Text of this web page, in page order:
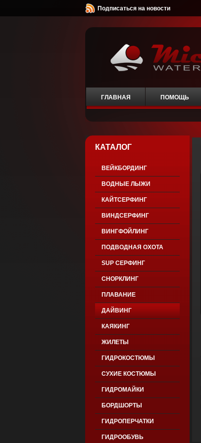
Подписаться на новости
ГЛАВНАЯ ПОМОЩЬ
КАТАЛОГ
ВЕЙКБОРДИНГ
ВОДНЫЕ ЛЫЖИ
КАЙТСЕРФИНГ
ВИНДСЕРФИНГ
ВИНГФОЙЛИНГ
ПОДВОДНАЯ ОХОТА
SUP СЕРФИНГ
СНОРКЛИНГ
ПЛАВАНИЕ
ДАЙВИНГ
КАЯКИНГ
ЖИЛЕТЫ
ГИДРОКОСТЮМЫ
СУХИЕ КОСТЮМЫ
ГИДРОМАЙКИ
БОРДШОРТЫ
ГИДРОПЕРЧАТКИ
ГИДРООБУВЬ